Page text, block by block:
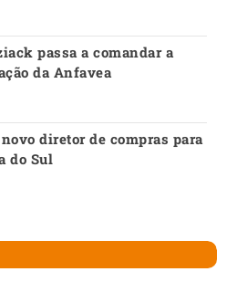
passa a comandar a
da Anfavea
diretor de compras para
do Sul